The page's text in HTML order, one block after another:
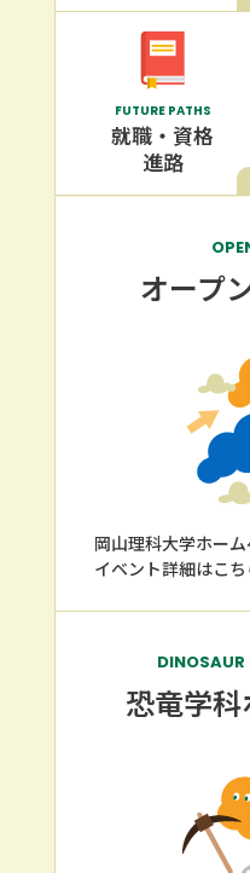
FUTURE PATHS
就職・資格
進路
オープ
岡山理科大学ホー
イベント詳細はこち
恐竜学科